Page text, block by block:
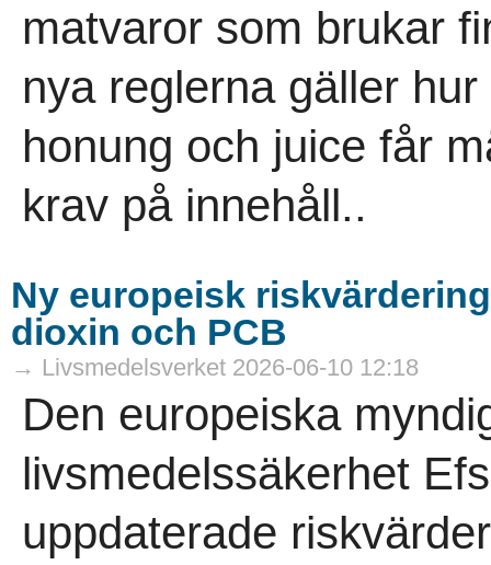
matvaror som brukar
nya reglerna gäller
honung och juice får
krav på innehåll..
Ny europeisk
dioxin och PCB
→ Livsmedelsverket 2026-06-10 12:18
Den europeiska
livsmedelssäkerhet
uppdaterade